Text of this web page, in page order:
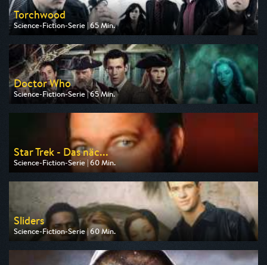
Torchwood
Science-Fiction-Serie | 65 Min.
Ausgestrahlt von Tele 5
am 10.08.2026, 22:15
Doctor Who
Science-Fiction-Serie | 65 Min.
Ausgestrahlt von Tele 5
am 09.08.2026, 16:05
Star Trek - Das näc...
Science-Fiction-Serie | 60 Min.
Ausgestrahlt von Tele 5
am 10.08.2026, 15:05
Sliders
Science-Fiction-Serie | 60 Min.
Ausgestrahlt von Tele 5
am 10.08.2026, 17:10